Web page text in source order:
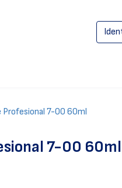
Profesional 7-00 60ml
7-00 60ml